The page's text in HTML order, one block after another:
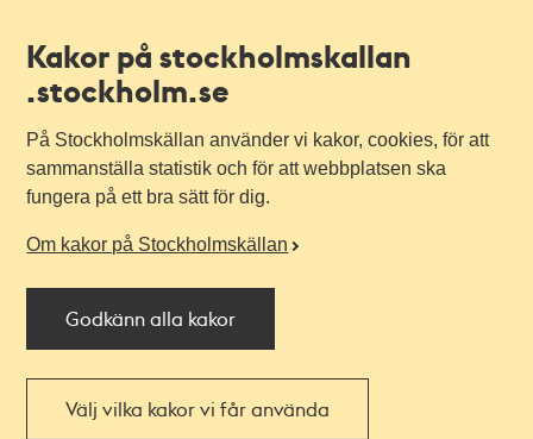
Kakor på stockholmskallan
.stockholm.se
På Stockholmskällan använder vi kakor, cookies, för att
sammanställa statistik och för att webbplatsen ska
fungera på ett bra sätt för dig.
Om kakor på Stockholmskällan
Godkänn alla kakor
Välj vilka kakor vi får använda